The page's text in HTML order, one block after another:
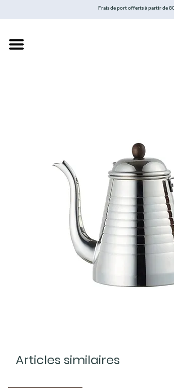
Frais de port offerts à partir de
Articles similaires